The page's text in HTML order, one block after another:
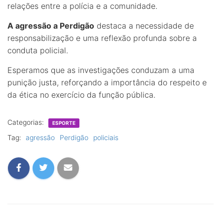
relações entre a polícia e a comunidade.
A agressão a Perdigão destaca a necessidade de
responsabilização e uma reflexão profunda sobre a
conduta policial.
Esperamos que as investigações conduzam a uma
punição justa, reforçando a importância do respeito e
da ética no exercício da função pública.
Categorias: ESPORTE
Tag: agressão Perdigão policiais